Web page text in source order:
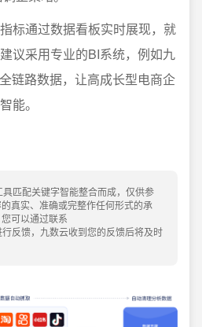
标通过数据看板实时展现，就
议采用专业的BI系统，例如九
链路数据，让高成长型电商企
能。
匹配关键字智能整合而成，仅供参
真实、准确或完整作任何形式的承
可以通过联系
反馈，九数云收到您的反馈后将及时